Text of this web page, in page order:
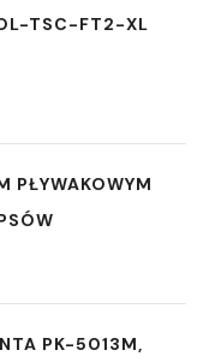
TSC-FT2-XL
PŁYWAKOWYM
PK-5013M,